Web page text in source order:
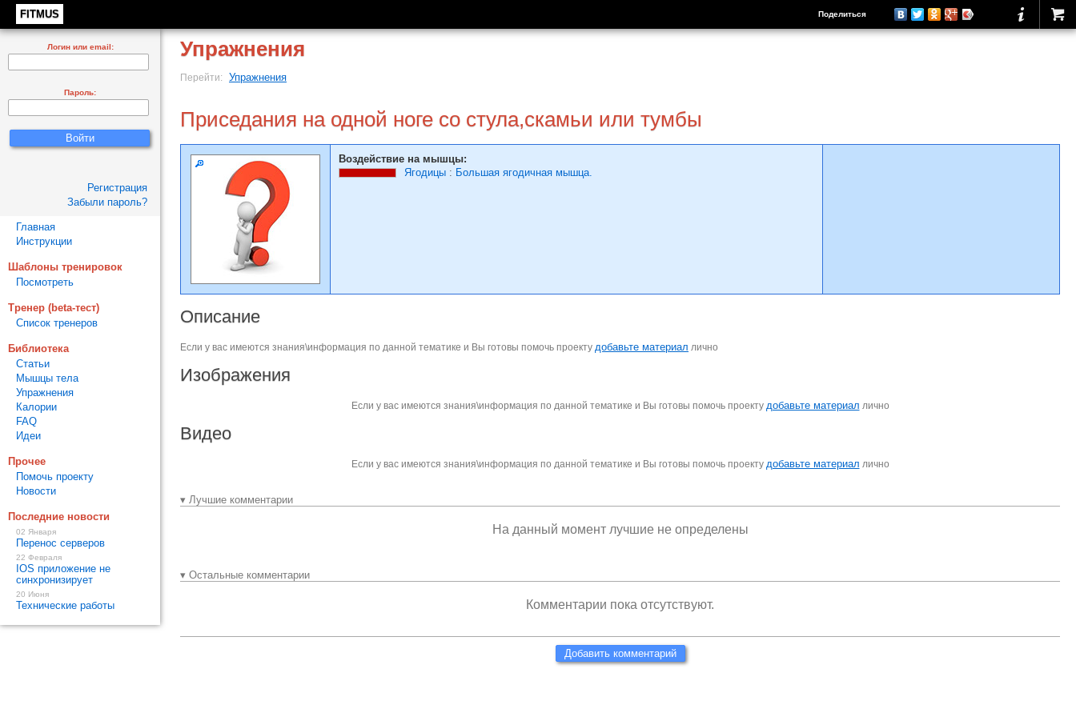
FITMUS Поделиться
Упражнения
Перейти: Упражнения
Приседания на одной ноге со стула,скамьи или тумбы
Воздействие на мышцы:
Ягодицы : Большая ягодичная мышца.
Описание
Если у вас имеются знания\информация по данной тематике и Вы готовы помочь проекту добавьте материал лично
Изображения
Если у вас имеются знания\информация по данной тематике и Вы готовы помочь проекту добавьте материал лично
Видео
Если у вас имеются знания\информация по данной тематике и Вы готовы помочь проекту добавьте материал лично
▾ Лучшие комментарии
На данный момент лучшие не определены
▾ Остальные комментарии
Комментарии пока отсутствуют.
Добавить комментарий
Логин или email:
Пароль:
Регистрация
Забыли пароль?
Главная
Инструкции
Шаблоны тренировок
Посмотреть
Тренер (beta-тест)
Список тренеров
Библиотека
Статьи
Мышцы тела
Упражнения
Калории
FAQ
Идеи
Прочее
Помочь проекту
Новости
Последние новости
02 Января
Перенос серверов
22 Февраля
IOS приложение не
синхронизирует
20 Июня
Технические работы